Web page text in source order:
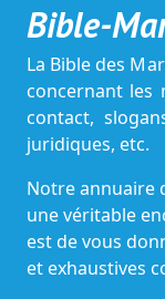
Bible-
La Bible des
concernant les
contact,
juridiques, etc.
Notre annuaire
une véritable
est de vous
et exhaustives